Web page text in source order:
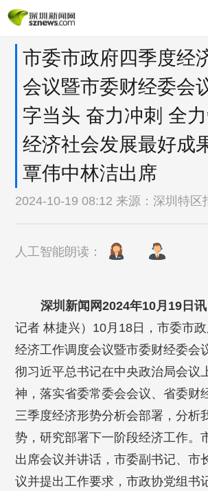
市委市政府四季度经
会议暨市委财经委会
字当头 奋力冲刺 全
经济社会发展最好成
覃伟中林洁出席
2024-10-19 08:12 来源：深圳特区
人工智能朗读：
深圳新闻网2024年10月19日讯
记者 林捷兴）10月18日，市委市
经济工作调度会议暨市委财经委会
彻习近平总书记在中央政治局会议
神，落实省委常委会会议、省委财
三季度经济形势分析会部署，分析
势，研究部署下一阶段经济工作。
出席会议并讲话，市委副书记、市
议并提出工作要求，市政协党组书